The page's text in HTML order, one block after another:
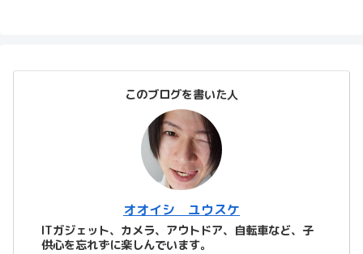
このブログを書いた人
オオイシ ユウスケ
ITガジェット、カメラ、アウトドア、自転車など、子
供心を忘れずに楽しんでいます。